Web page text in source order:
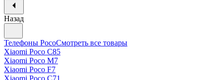
Назад
Телефоны PocoСмотреть все товары
Xiaomi Poco C85
Xiaomi Poco M7
Xiaomi Poco F7
Xiaomi Poco C71